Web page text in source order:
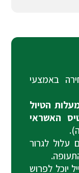
באמצעי
המקדמה בסך 10% מעלות הטיול
האשראי
עלול לגרור
יוכל לפרוש